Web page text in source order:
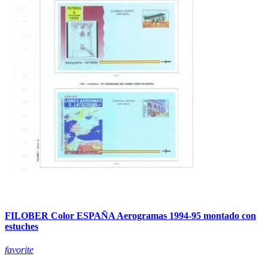
FILOBER Color ESPAÑA Aerogramas 1994-95 montado con
estuches
favorite